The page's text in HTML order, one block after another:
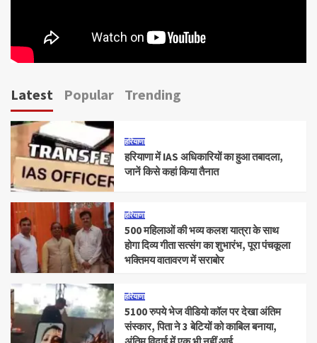
Latest Popular Trending
हरियाणा
हरियाणा में IAS अधिकारियों का हुआ तबादला,
जानें किसे कहां किया तैनात
हरियाणा
500 महिलाओं की भव्य कलश यात्रा के साथ
होगा दिव्य गीता सत्संग का शुभारंभ, पूरा पंचकूला
भक्तिमय वातावरण में सराबोर
हरियाणा
5100 रुपये भेज वीडियो कॉल पर देखा अंतिम
संस्कार, पिता ने 3 बेटियों को काबिल बनाया,